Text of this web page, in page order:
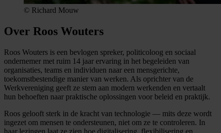
© Richard Mouw
Over Roos Wouters
Roos Wouters is een bevlogen spreker, politicoloog en sociaal
ondernemer met ruim 14 jaar ervaring in het begeleiden van
organisaties, teams en individuen naar een mensgerichte,
toekomstbestendige manier van werken. Als oprichter van de
Werkvereniging geeft ze stem aan modern werkenden en vertaalt
hun behoeften naar praktische oplossingen voor beleid en praktijk.
Roos gelooft sterk in de kracht van technologie — mits deze wordt
ingezet om mensen te ondersteunen, niet om ze te controleren. In
haar lezingen laat ze zien hoe digitalisering, flexibilisering en